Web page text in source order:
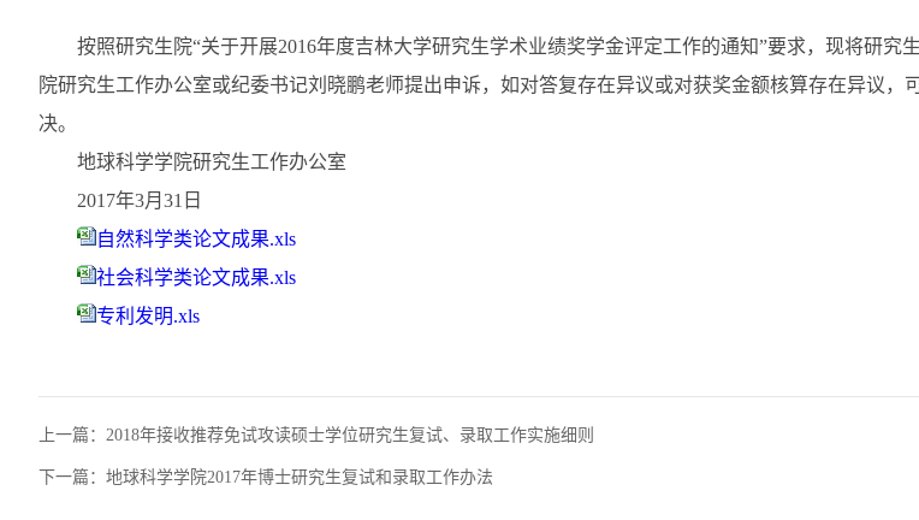
按照研究生院“关于开展2016年度吉林大学研究生学术业绩奖学金评定工作的通知”要求，现将研
院研究生工作办公室或纪委书记刘晓鹏老师提出申诉，如对答复存在异议或对获奖金额核算存在异议
决。
地球科学学院研究生工作办公室
2017年3月31日
自然科学类论文成果.xls
社会科学类论文成果.xls
专利发明.xls
上一篇： 2018年接收推荐免试攻读硕士学位研究生复试、录取工作实施细则
下一篇： 地球科学学院2017年博士研究生复试和录取工作办法